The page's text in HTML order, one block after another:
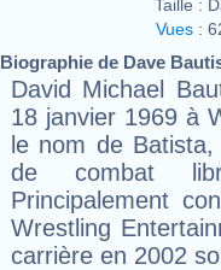
Taille :
Vues :
Biographie de Dave
David Michael
18 janvier 1969 à
le nom de
de combat
Principalement
Wrestling
carrière en 2002